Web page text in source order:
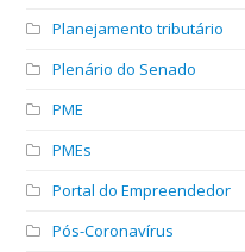
Planejamento tributário
Plenário do Senado
PME
PMEs
Portal do Empreendedor
Pós-Coronavírus